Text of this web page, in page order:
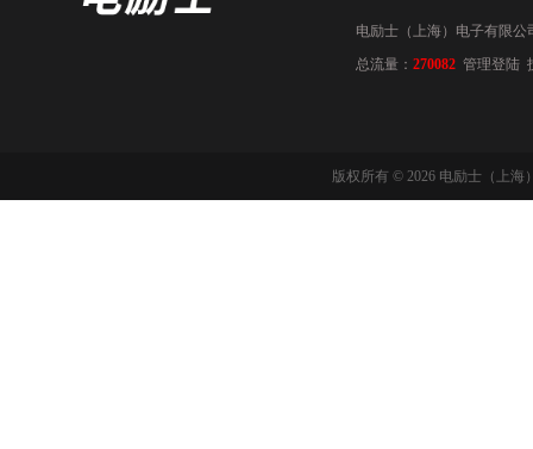
电励士（上海）电子有限公
总流量： 270082 管理登陆
版权所有 © 2026 电励士（上